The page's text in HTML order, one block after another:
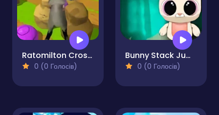
Ratomilton Crosses The Road
0 (0 Голосів)
Bunny Stack Jump
0 (0 Голосів)